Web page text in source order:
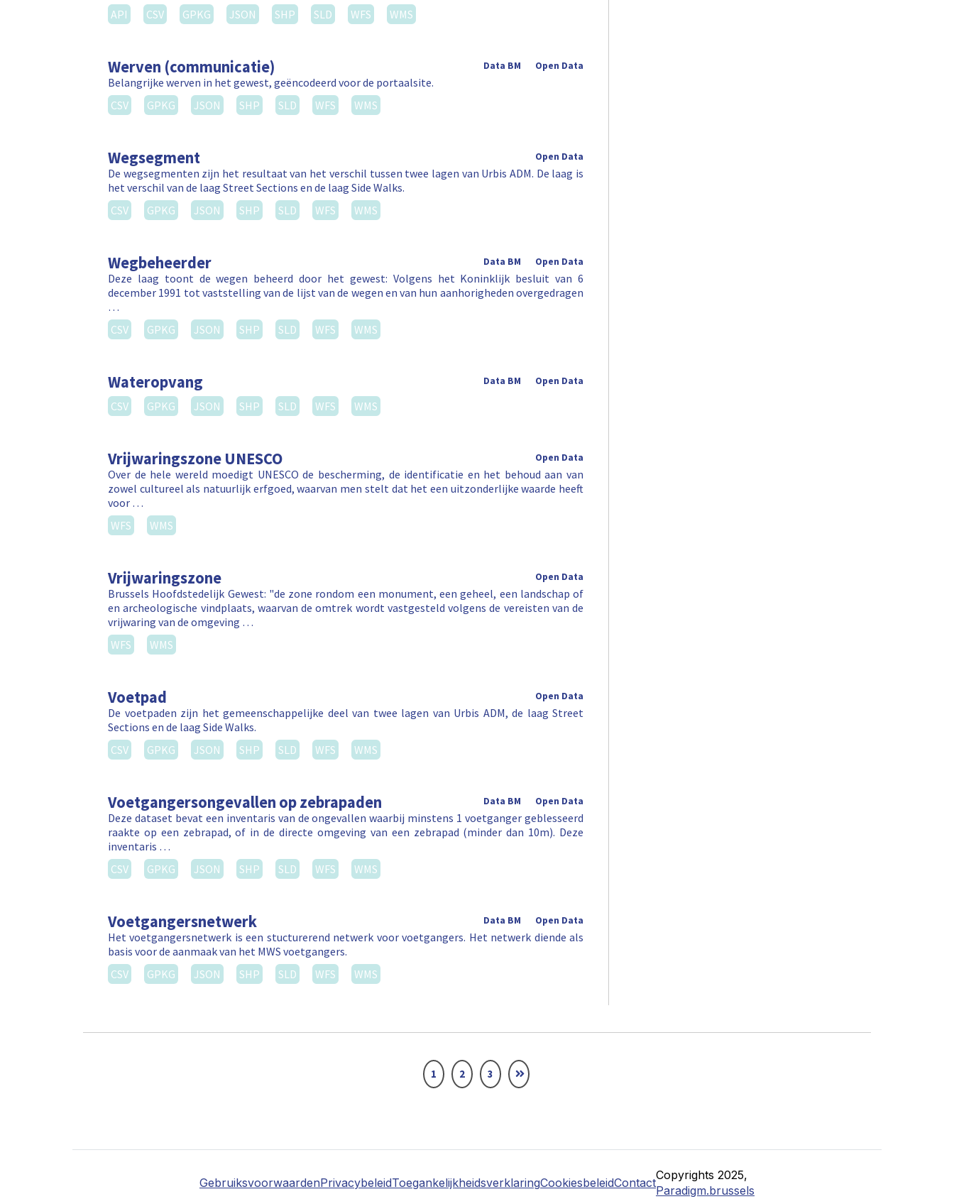
API
CSV GPKG JSON SHP SLD WFS WMS
Werven (communicatie) Open Data
Data BM
Belangrijke werven in het gewest, geëncodeerd voor de portaalsite.
CSV
GPKG JSON SHP SLD WFS WMS
Wegsegment Open Data
De wegsegmenten zijn het resultaat van het verschil tussen twee lagen van Urbis ADM. De laag is
het verschil van de laag Street Sections en de laag Side Walks.
CSV
GPKG JSON SHP SLD WFS WMS
Wegbeheerder Open Data
Data BM
Deze laag toont de wegen beheerd door het gewest: Volgens het Koninklijk besluit van 6
december 1991 tot vaststelling van de lijst van de wegen en van hun aanhorigheden overgedragen
…
CSV
GPKG JSON SHP SLD WFS WMS
Wateropvang Open Data
Data BM
CSV GPKG JSON SHP SLD WFS WMS
Vrijwaringszone UNESCO Open Data
Over de hele wereld moedigt UNESCO de bescherming, de identificatie en het behoud aan van
zowel cultureel als natuurlijk erfgoed, waarvan men stelt dat het een uitzonderlijke waarde heeft
voor …
WFS
WMS
Vrijwaringszone Open Data
Brussels Hoofdstedelijk Gewest: "de zone rondom een monument, een geheel, een landschap of
en archeologische vindplaats, waarvan de omtrek wordt vastgesteld volgens de vereisten van de
vrijwaring van de omgeving …
WFS
WMS
Voetpad Open Data
De voetpaden zijn het gemeenschappelijke deel van twee lagen van Urbis ADM, de laag Street
Sections en de laag Side Walks.
CSV
GPKG JSON SHP SLD WFS WMS
Voetgangersongevallen op zebrapaden Open Data
Data BM
Deze dataset bevat een inventaris van de ongevallen waarbij minstens 1 voetganger geblesseerd
raakte op een zebrapad, of in de directe omgeving van een zebrapad (minder dan 10m). Deze
inventaris …
CSV
GPKG JSON SHP SLD WFS WMS
Voetgangersnetwerk Open Data
Data BM
Het voetgangersnetwerk is een stucturerend netwerk voor voetgangers. Het netwerk diende als
basis voor de aanmaak van het MWS voetgangers.
CSV
GPKG JSON SHP SLD WFS WMS
1 2 3
GebruiksvoorwaardenPrivacybeleidToegankelijkheidsverklaringCookiesbeleidContact
Copyrights 2025,
Paradigm.brussels